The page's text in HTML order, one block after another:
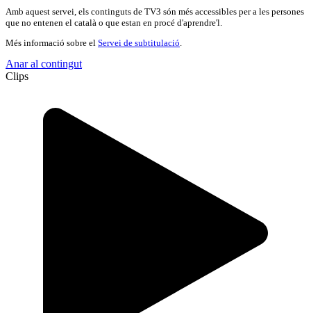
Amb aquest servei, els continguts de TV3 són més accessibles per a les persones
que no entenen el català o que estan en procé d'aprendre'l.
Més informació sobre el Servei de subtitulació
Anar al contingut
Clips